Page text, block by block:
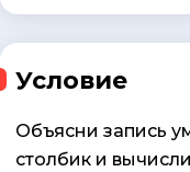
Условие
Объясни запись
столбик и